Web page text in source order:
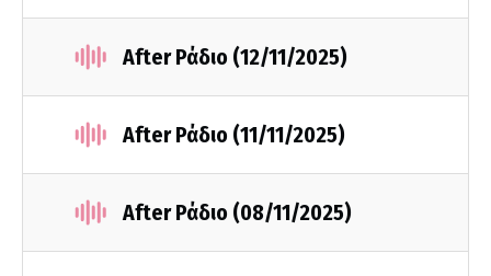
After Ράδιο (12/11/2025)
After Ράδιο (11/11/2025)
After Ράδιο (08/11/2025)